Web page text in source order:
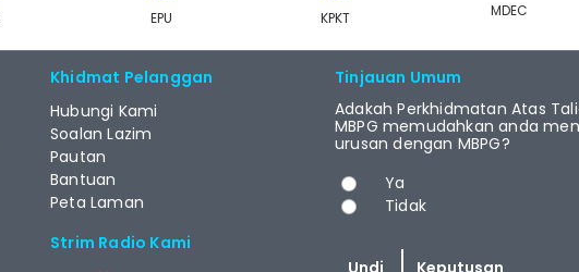
EPU KPKT MDEC
Khidmat Pelanggan
Hubungi Kami
Soalan Lazim
Pautan
Bantuan
Peta Laman
Strim Radio Kami
Tinjauan Umum
Adakah Perkhidmatan Atas
MBPG memudahkan anda
urusan dengan MBPG?
Pilihan
Ya
Tidak